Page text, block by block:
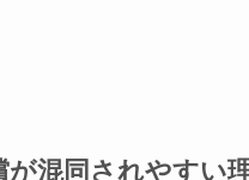
が混同されやすい